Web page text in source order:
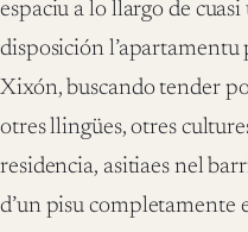
espaciu a lo llargo de
disposición
Xixón, buscando tender
otres llingües, otres
residencia, asitiaes nel
d’un pisu completamente